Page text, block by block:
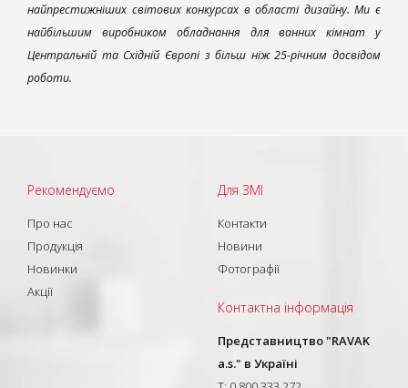
найпрестижніших світових конкурсах в області дизайну. Ми є
найбільшим виробником обладнання для ванних кімнат у
Центральній та Східній Європі з більш ніж 25-річним досвідом
роботи.
Рекомендуємо
Про нас
Продукція
Новинки
Акції
Для ЗМІ
Контакти
Новини
Фотографії
Контактна інформація
Представництво "RAVAK
a.s." в Україні